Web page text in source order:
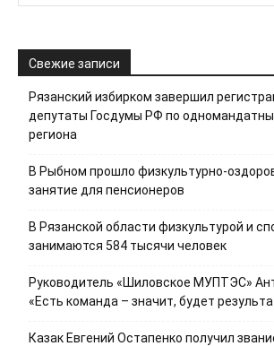
Свежие записи
Рязанский избирком завершил
депутаты Госдумы РФ по
региона
В Рыбном прошло физкультурно-
занятие для пенсионеров
В Рязанской области физкультурой и
занимаются 584 тысячи человек
Руководитель «Шиловское МУПТЭС»
«Есть команда – значит, будет
Казак Евгений Остапенко получил